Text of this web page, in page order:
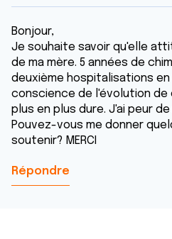
Bonjour,
Je souhaite savoir qu'elle
de ma mère. 5 années de
deuxième hospitalisations en
conscience de l'évolution
plus en plus dure. J'ai peur
Pouvez-vous me donner
soutenir? MERCI
Répondre